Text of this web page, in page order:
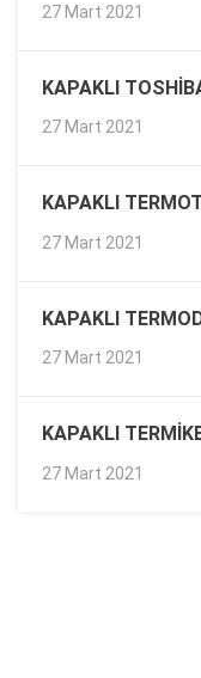
27 Mart 2021
KAPAKLI
27 Mart 2021
KAPAKLI
27 Mart 2021
KAPAKLI
27 Mart 2021
KAPAKLI
27 Mart 2021